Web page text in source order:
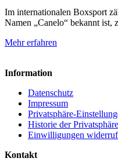
Im internationalen Boxsport
Namen „Canelo“ bekannt ist,
Mehr erfahren
Information
Datenschutz
Impressum
Privatsphäre-
Historie der
Einwilligungen
Kontakt